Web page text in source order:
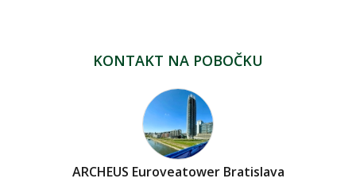
KONTAKT NA POBOČKU
ARCHEUS Euroveatower Bratislava